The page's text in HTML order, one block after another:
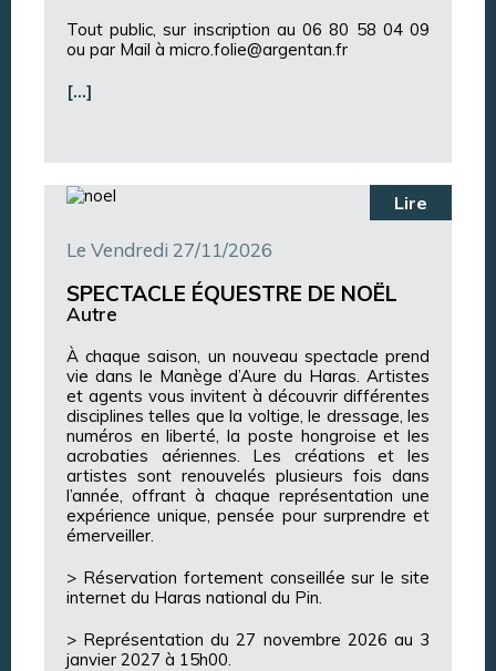
Tout public, sur inscription au 06 80 58 04 09
ou par Mail à micro.folie@argentan.fr
[…]
Lire
Le Vendredi 27/11/2026
SPECTACLE ÉQUESTRE DE NOËL
Autre
À chaque saison, un nouveau spectacle prend
vie dans le Manège d’Aure du Haras. Artistes
et agents vous invitent à découvrir différentes
disciplines telles que la voltige, le dressage, les
numéros en liberté, la poste hongroise et les
acrobaties aériennes. Les créations et les
artistes sont renouvelés plusieurs fois dans
l’année, offrant à chaque représentation une
expérience unique, pensée pour surprendre et
émerveiller.
> Réservation fortement conseillée sur le site
internet du Haras national du Pin.
> Représentation du 27 novembre 2026 au 3
janvier 2027 à 15h00.